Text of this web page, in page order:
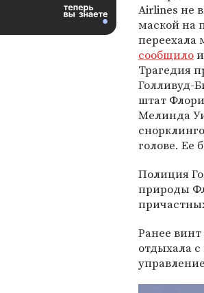
Airlines не
маской на
переехала
сообщило
Трагедия
Голливуд-
штат
Мелинда
голове. Ее
Полиция
природы
Ранее
отдыхала